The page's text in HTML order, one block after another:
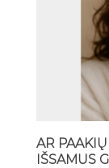
AR
IŠSAMUS